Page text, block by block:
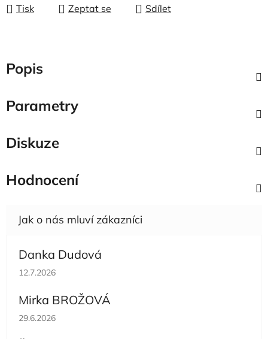
Tisk Zeptat se Sdílet
Popis
Parametry
Diskuze
Hodnocení
Danka Dudová
Hodnocení obchodu je 5 z 5 hvězdiček.
12.7.2026
Mirka BROŽOVÁ
Hodnocení obchodu je 5 z 5 hvězdiček.
29.6.2026